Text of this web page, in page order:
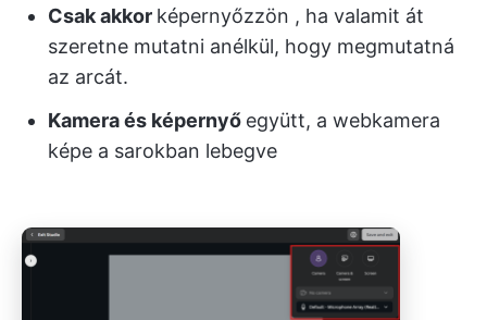
Csak akkor képernyőzzön , ha valamit át
szeretne mutatni anélkül, hogy megmutatná
az arcát.
Kamera és képernyő együtt, a webkamera
képe a sarokban lebegve